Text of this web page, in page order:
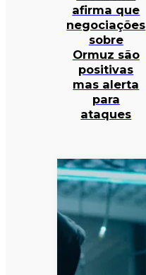
afirma que
negociações
sobre
Ormuz são
positivas
mas alerta
para
ataques